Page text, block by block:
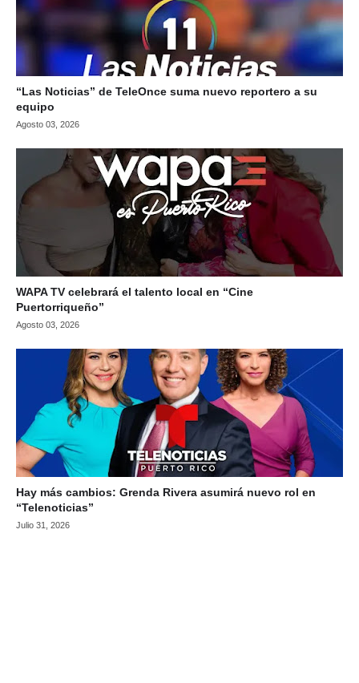
“Las Noticias” de TeleOnce suma nuevo reportero a su
equipo
Agosto 03, 2026
WAPA TV celebrará el talento local en “Cine
Puertorriqueño”
Agosto 03, 2026
Hay más cambios: Grenda Rivera asumirá nuevo rol en
“Telenoticias”
Julio 31, 2026